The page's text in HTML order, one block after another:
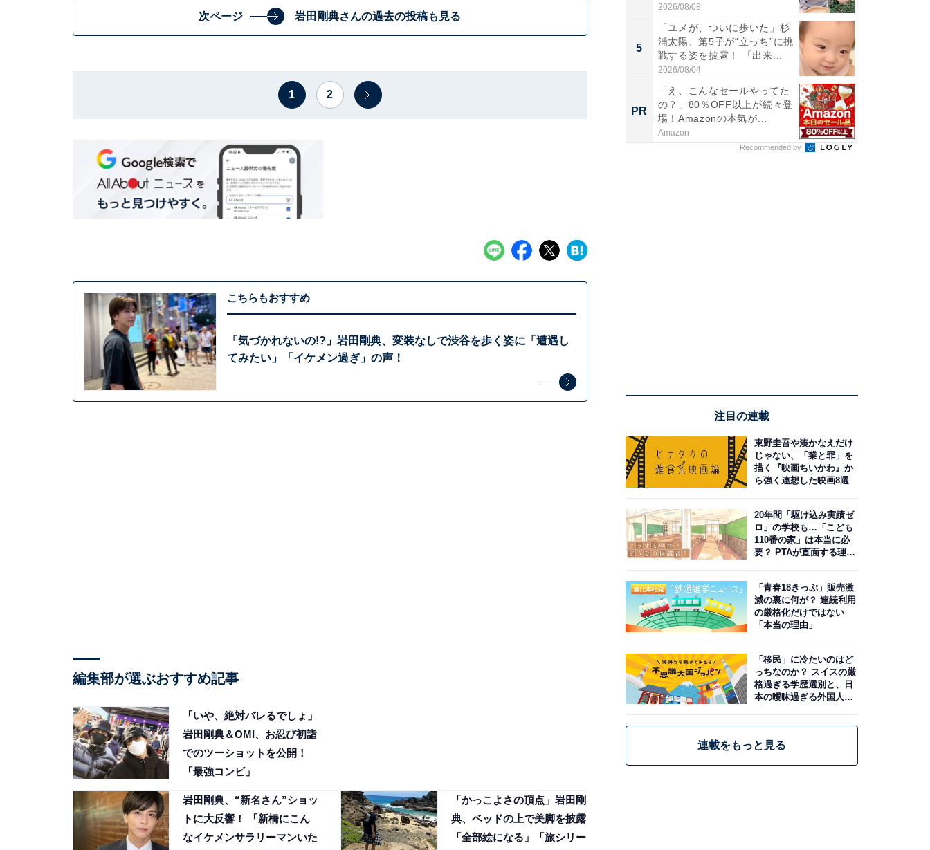
次ページ 岩田剛典さんの過去の投稿も見る
1 2
こちらもおすすめ
「気づかれないの!?」岩田剛典、変装なしで渋谷を歩く姿に「遭遇し
てみたい」「イケメン過ぎ」の声！
編集部が選ぶおすすめ記事
「いや、絶対バレるでしょ」
岩田剛典＆OMI、お忍び初詣
でのツーショットを公開！
「最強コンビ」
岩田剛典、“新名さん”ショッ
トに大反響！ 「新橋にこん
なイケメンサラリーマンいた
「かっこよさの頂点」岩田剛
典、ベッドの上で美脚を披露
「全部絵になる」「旅シリー
よ〜...
2026/08/08
5
「ユメが、ついに歩いた」杉
浦太陽、第5子が“立っち”に挑
戦する姿を披露！ 「出来...
2026/08/04
PR
「え、こんなセールやってた
の？」80％OFF以上が続々登
場！Amazonの本気が...
Amazon
Recommended by
注目の連載
東野圭吾や湊かなえだけ
じゃない、「業と罪」を
描く『映画ちいかわ』か
ら強く連想した映画8選
20年間「駆け込み実績ゼ
ロ」の学校も…「こども
110番の家」は本当に必
要？ PTAが直面する理想
「青春18きっぷ」販売激
減の裏に何が？ 連続利用
の厳格化だけではない
「本当の理由」
「移民」に冷たいのはど
っちなのか？ スイスの厳
格過ぎる学歴選別と、日
本の曖昧過ぎる外国人政
連載をもっと見る